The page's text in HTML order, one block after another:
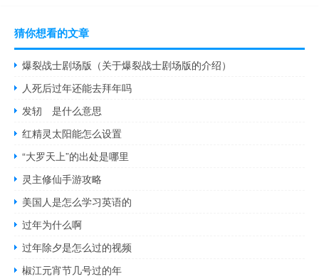
猜你想看的文章
爆裂战士剧场版（关于爆裂战士剧场版的介绍）
人死后过年还能去拜年吗
发轫 是什么意思
红精灵太阳能怎么设置
“大罗天上”的出处是哪里
灵主修仙手游攻略
美国人是怎么学习英语的
过年为什么啊
过年除夕是怎么过的视频
椒江元宵节几号过的年